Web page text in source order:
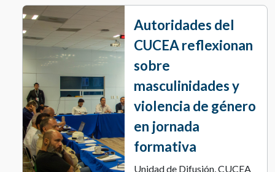
Autoridades del
CUCEA reflexionan
sobre
masculinidades y
violencia de género
en jornada
formativa
Unidad de Difusión, CUCEA